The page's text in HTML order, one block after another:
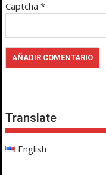
Captcha *
Translate
English